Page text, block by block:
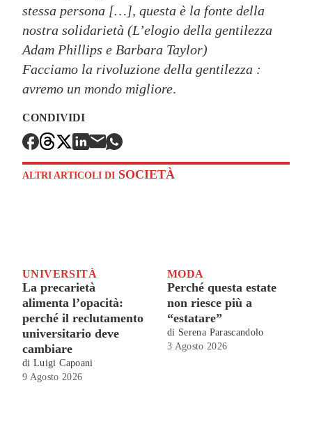
stessa persona […], questa è la fonte della
nostra solidarietà (L’elogio della gentilezza
Adam Phillips e Barbara Taylor)
Facciamo la rivoluzione della gentilezza :
avremo un mondo migliore.
CONDIVIDI
ALTRI ARTICOLI DI SOCIETÀ
UNIVERSITÀ
La precarietà
alimenta l’opacità:
perché il reclutamento
universitario deve
cambiare
di Luigi Capoani
9 Agosto 2026
MODA
Perché questa estate
non riesce più a
“estatare”
di Serena Parascandolo
3 Agosto 2026